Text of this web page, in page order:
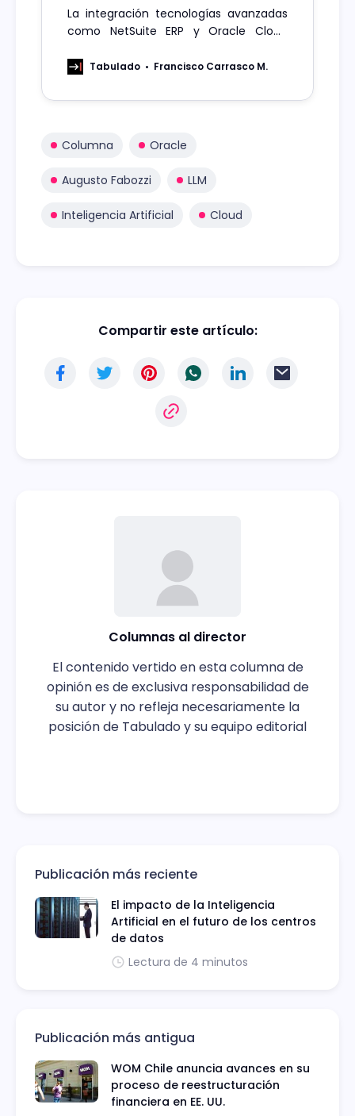
La integración tecnologías avanzadas
como NetSuite ERP y Oracle Cloud
transformando la gestión y experiencia
como el Deportivo Toluca FC y la
Tabulado Francisco Carrasco M.
Columna Oracle
Augusto Fabozzi LLM
Inteligencia Artificial Cloud
Compartir este artículo:
Columnas al director
El contenido vertido en esta columna de
opinión es de exclusiva responsabilidad de
su autor y no refleja necesariamente la
posición de Tabulado y su equipo editorial
Publicación más reciente
El impacto de la Inteligencia
Artificial en el futuro de los centros
de datos
Lectura de 4 minutos
Publicación más antigua
WOM Chile anuncia avances en su
proceso de reestructuración
financiera en EE. UU.